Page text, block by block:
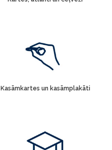
Kasāmkartes un kasāmplakāti